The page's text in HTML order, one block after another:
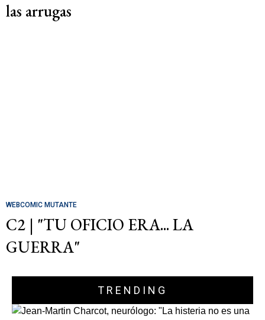
las arrugas
WEBCOMIC MUTANTE
C2 | "TU OFICIO ERA... LA
GUERRA"
TRENDING